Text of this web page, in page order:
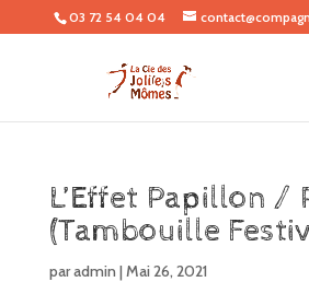
03 72 54 04 04
L’Effet Papillon /
(Tambouille
paradmin |Mai 26, 2021